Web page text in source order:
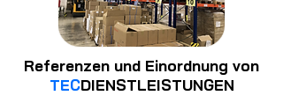
Referenzen und Einordnung von
TECDIENSTLEISTUNGEN